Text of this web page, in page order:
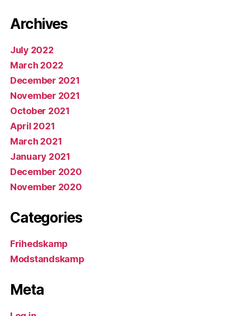
Archives
July 2022
March 2022
December 2021
November 2021
October 2021
April 2021
March 2021
January 2021
December 2020
November 2020
Categories
Frihedskamp
Modstandskamp
Meta